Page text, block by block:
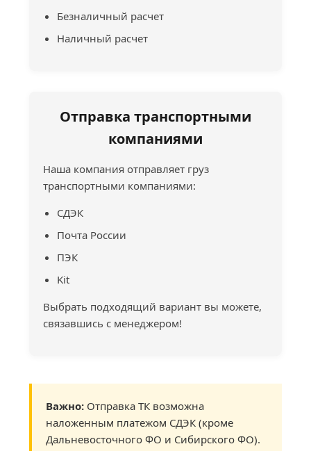
Безналичный расчет
Наличный расчет
Отправка транспортными
компаниями
Наша компания отправляет груз
транспортными компаниями:
СДЭК
Почта России
ПЭК
Kit
Выбрать подходящий вариант вы можете,
связавшись с менеджером!
Важно: Отправка ТК возможна
наложенным платежом СДЭК (кроме
Дальневосточного ФО и Сибирского ФО).